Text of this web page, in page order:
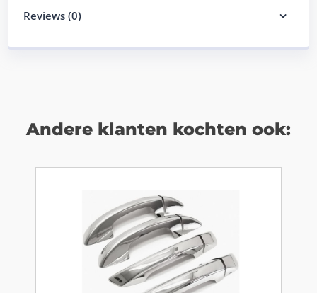
Reviews (0)
Andere klanten kochten ook: